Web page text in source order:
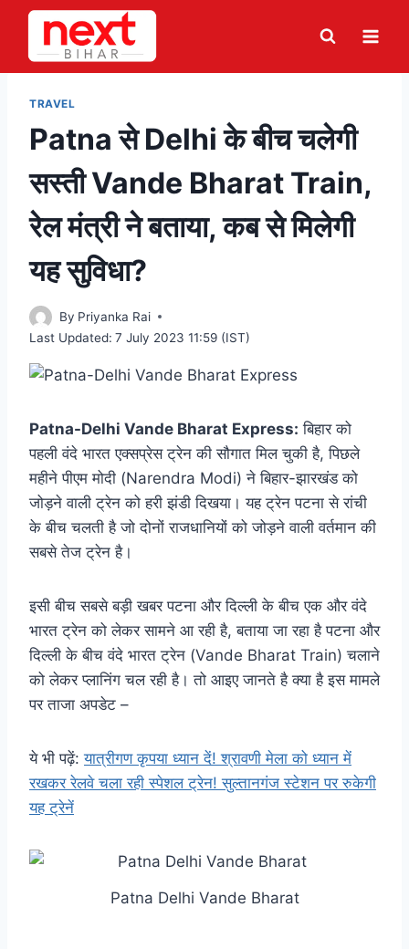
Skip
content
TRAVEL
Patna से Delhi के बीच चलेगी
सस्ती Vande Bharat Train,
रेल मंत्री ने बताया, कब से मिलेगी
यह सुविधा?
By Priyanka Rai
Last Updated: 7 July 2023 11:59 (IST)
Patna-Delhi Vande Bharat Express: बिहार को
पहली वंदे भारत एक्सप्रेस ट्रेन की सौगात मिल चुकी है, पिछले
महीने पीएम मोदी (Narendra Modi) ने बिहार-झारखंड को
जोड़ने वाली ट्रेन को हरी झंडी दिखया। यह ट्रेन पटना से रांची
के बीच चलती है जो दोनों राजधानियों को जोड़ने वाली वर्तमान की
सबसे तेज ट्रेन है।
इसी बीच सबसे बड़ी खबर पटना और दिल्ली के बीच एक और वंदे
भारत ट्रेन को लेकर सामने आ रही है, बताया जा रहा है पटना और
दिल्ली के बीच वंदे भारत ट्रेन (Vande Bharat Train) चलाने
को लेकर प्लानिंग चल रही है। तो आइए जानते है क्या है इस मामले
पर ताजा अपडेट –
ये भी पढ़ें:यात्रीगण कृपया ध्यान दें! श्रावणी मेला को ध्यान में
रखकर रेलवे चला रही स्पेशल ट्रेन! सुल्तानगंज स्टेशन पर रुकेगी
यह ट्रेनें
Patna Delhi Vande Bharat